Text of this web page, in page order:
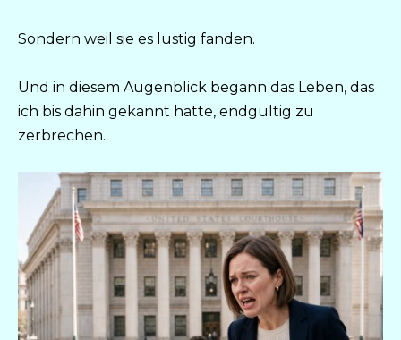
Sondern weil sie es lustig fanden.
Und in diesem Augenblick begann das Leben, das
ich bis dahin gekannt hatte, endgültig zu
zerbrechen.